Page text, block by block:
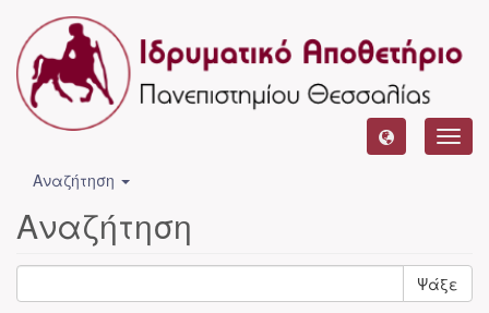
Αναζήτηση
Αναζήτηση
Ψάξε